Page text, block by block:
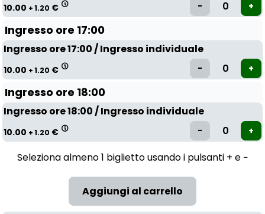
10.00 + 1.20 €
Ingresso ore 17:00
Ingresso ore 17:00 / Ingresso individuale
10.00 + 1.20 €
Ingresso ore 18:00
Ingresso ore 18:00 / Ingresso individuale
10.00 + 1.20 €
Seleziona almeno 1 biglietto usando i pulsanti + e −